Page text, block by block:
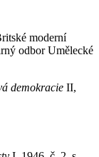
moderní
odbor Umělecké
demokracie II,